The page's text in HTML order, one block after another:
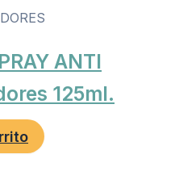
ANTI
125ml.